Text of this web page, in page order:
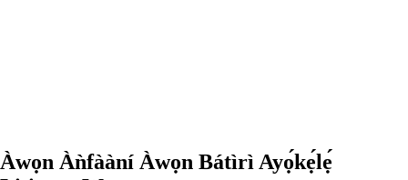
Àwọn Àǹfààní Àwọn Bátìrì Ayọ́kẹ́lẹ́